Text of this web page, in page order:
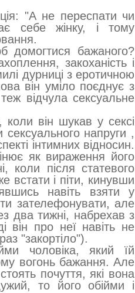
"А не переспати чи
себе жінку, і тому
домогтися бажаного?
закоханість і
дурниці з еротичною
він уміло поєднує з
відчула сексуальне
він шукав у сексі
напруги ,
інтимних відносин.
як вираження його
коли після статевого
встати і піти, кинувши
навіть взяти у
зателефонувати, але
два тижні, набрехав з
він про неї навіть не
"закортіло").
чоловіка, який їй
вогонь бажання. Але
почуття, які вона
то його обійми і